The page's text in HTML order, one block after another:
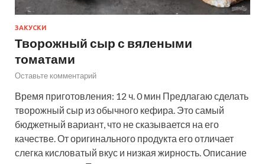
ЗАКУСКИ
Творожный сыр с вялеными
томатами
Оставьте комментарий
Время приготовления: 12 ч. 0 мин Предлагаю сделать
творожный сыр из обычного кефира. Это самый
бюджетный вариант, что не сказывается на его
качестве. От оригинального продукта его отличает
слегка кисловатый вкус и низкая жирность. Описание